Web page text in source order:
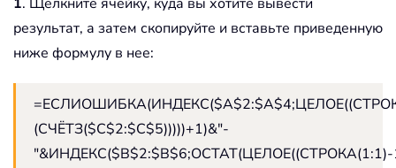
результат, а затем скопируйте и вставьте приведенную
ниже формулу в нее:
(СЧЁТЗ($C$2:$C$5)))))+1)&"-
"&ИНДЕКС($B$2:$B$6;ОСТАТ(ЦЕЛОЕ((СТРОКА(1:1)-